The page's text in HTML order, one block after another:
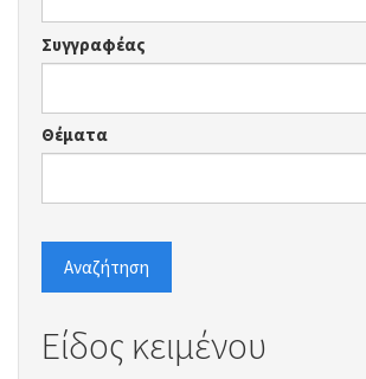
Συγγραφέας
Θέματα
Αναζήτηση
Είδος κειμένου